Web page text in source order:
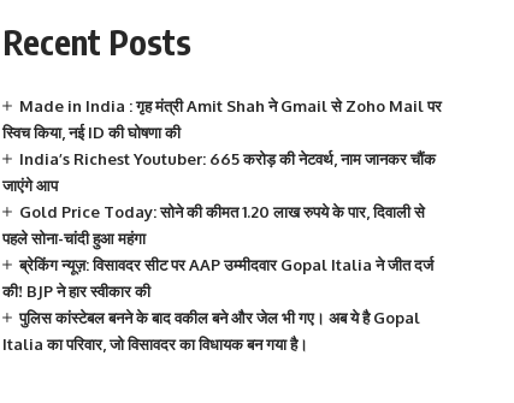
Recent Posts
Made in India : गृह मंत्री Amit Shah ने Gmail से Zoho Mail पर
स्विच किया, नई ID की घोषणा की
India’s Richest Youtuber: 665 करोड़ की नेटवर्थ, नाम जानकर चौंक
जाएंगे आप
Gold Price Today: सोने की कीमत 1.20 लाख रुपये के पार, दिवाली से
पहले सोना-चांदी हुआ महंगा
ब्रेकिंग न्यूज़: विसावदर सीट पर AAP उम्मीदवार Gopal Italia ने जीत दर्ज
की! BJP ने हार स्वीकार की
पुलिस कांस्टेबल बनने के बाद वकील बने और जेल भी गए। अब ये है Gopal
Italia का परिवार, जो विसावदर का विधायक बन गया है।